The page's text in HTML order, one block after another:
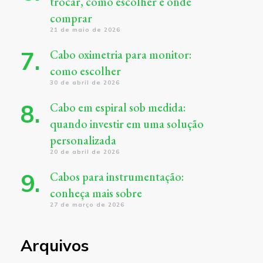
comprar
21 de maio de 2026
Cabo oximetria para monitor:
como escolher
30 de abril de 2026
Cabo em espiral sob medida:
quando investir em uma solução
personalizada
20 de abril de 2026
Cabos para instrumentação:
conheça mais sobre
27 de março de 2026
Arquivos